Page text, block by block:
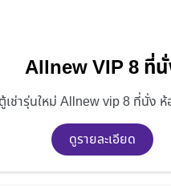
Allnew VIP 8 ที่
เช่ารุ่นใหม่ Allnew vip 8 ที่นั่ง ห้
ดูรายละเอียด